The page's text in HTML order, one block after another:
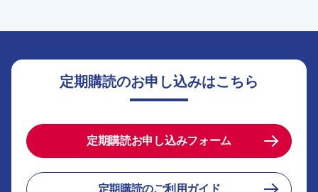
定期購読のお申し込みはこちら
定期購読お申し込みフォーム
定期購読のご利用ガイド